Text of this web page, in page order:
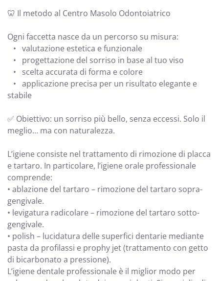
🦷 Il metodo al Centro Masolo Odontoiatrico
Ogni faccetta nasce da un percorso su misura:
• valutazione estetica e funzionale
• progettazione del sorriso in base al tuo viso
• scelta accurata di forma e colore
• applicazione precisa per un risultato elegante e
stabile
✅ Obiettivo: un sorriso più bello, senza eccessi. Solo il
meglio… ma con naturalezza.
L’igiene consiste nel trattamento di rimozione di placca
e tartaro. In particolare, l’igiene orale professionale
comprende:
• ablazione del tartaro – rimozione del tartaro sopra-
gengivale.
• levigatura radicolare – rimozione del tartaro sotto-
gengivale.
• polish – lucidatura delle superfici dentarie mediante
pasta da profilassi e prophy jet (trattamento con getto
di bicarbonato a pressione).
L’igiene dentale professionale è il miglior modo per